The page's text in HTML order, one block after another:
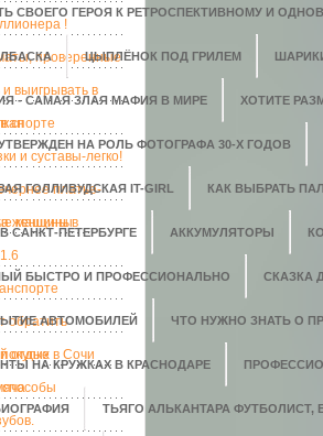
СВОЕГО ГЕРОЯ К РЕТРОСПЕКТИВНОМУ И
ЦЫПЛЁНОК ПОД ГРИЛЕМ
- САМАЯ ЗЛАЯ МАФИЯ В МИРЕ ХОТИТЕ
НА РОЛЬ ФОТОГРАФА 30-Х ГОДОВ
ГОЛЛИВУДСКАЯ IT-GIRL КАК ВЫБРАТЬ
САНКТ-ПЕТЕРБУРГЕ АККУМУЛЯТОРЫ
БЫСТРО И ПРОФЕССИОНАЛЬНО СКАЗКА
АВТОМОБИЛЕЙ ЧТО НУЖНО ЗНАТЬ О
НА КРУЖКАХ В КРАСНОДАРЕ
ТЬЯГО АЛЬКАНТАРА ФУТБОЛИСТ,
!
проверенные
выигрывать в
спорте
и суставы-легко!
платье-
женщины
машины в
обратить
отдых в Сочи